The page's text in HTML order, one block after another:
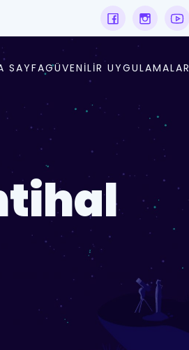
SAYFAGÜVENILIR UYGULAMALAR